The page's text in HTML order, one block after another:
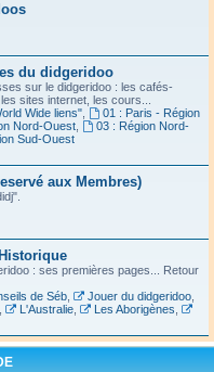
du didgeridoo
sur le didgeridoo : les cafés-
sites internet, les cours...
Wide liens",
01 : Paris - Région
Nord-Ouest,
03 : Région Nord-
Sud-Ouest
aux Membres)
: ses premières pages... Retour
de Séb, Jouer du didgeridoo,
L'Australie, Les Aborigènes